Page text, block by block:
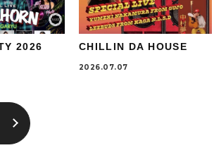
2026 CHILLIN DA HOUSE
2026.07.07